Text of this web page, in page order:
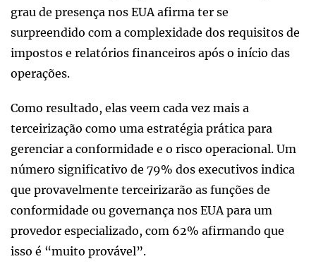
grau de presença nos EUA afirma ter se
surpreendido com a complexidade dos requisitos de
impostos e relatórios financeiros após o início das
operações.
Como resultado, elas veem cada vez mais a
terceirização como uma estratégia prática para
gerenciar a conformidade e o risco operacional. Um
número significativo de 79% dos executivos indica
que provavelmente terceirizarão as funções de
conformidade ou governança nos EUA para um
provedor especializado, com 62% afirmando que
isso é “muito provável”.